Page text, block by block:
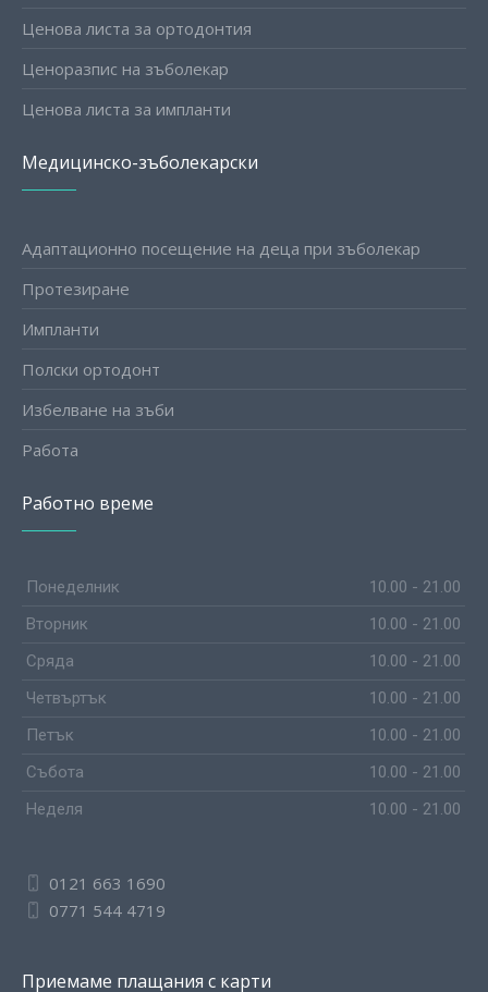
Ценова листа за ортодонтия
Ценоразпис на зъболекар
Ценова листа за импланти
Медицинско-зъболекарски
Адаптационно посещение на деца при зъболекар
Протезиране
Импланти
Полски ортодонт
Избелване на зъби
Работа
Работно време
Понеделник
10.00 - 21.00
Вторник
10.00 - 21.00
Сряда
10.00 - 21.00
Четвъртък
10.00 - 21.00
Петък
10.00 - 21.00
Събота
10.00 - 21.00
Неделя
10.00 - 21.00
0121 663 1690
0771 544 4719
Приемаме плащания с карти